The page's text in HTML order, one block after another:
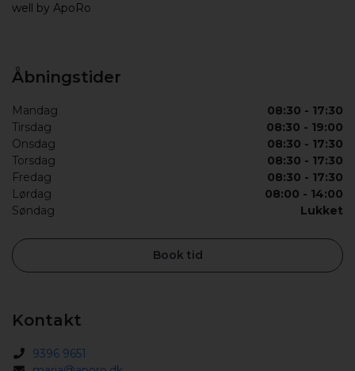
well by ApoRo
Åbningstider
Mandag
08:30 - 17:30
Tirsdag
08:30 - 19:00
Onsdag
08:30 - 17:30
Torsdag
08:30 - 17:30
Fredag
08:30 - 17:30
Lørdag
08:00 - 14:00
Søndag
Lukket
Book tid
Kontakt
9396 9651